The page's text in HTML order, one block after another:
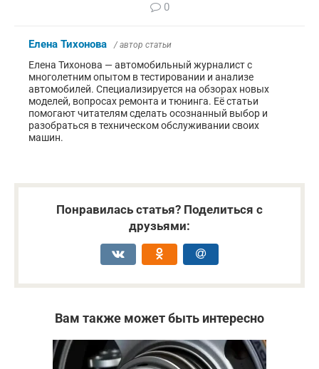
0
Елена Тихонова / автор статьи
Елена Тихонова — автомобильный журналист с
многолетним опытом в тестировании и анализе
автомобилей. Специализируется на обзорах новых
моделей, вопросах ремонта и тюнинга. Её статьи
помогают читателям сделать осознанный выбор и
разобраться в техническом обслуживании своих
машин.
Понравилась статья? Поделиться с
друзьями:
Вам также может быть интересно